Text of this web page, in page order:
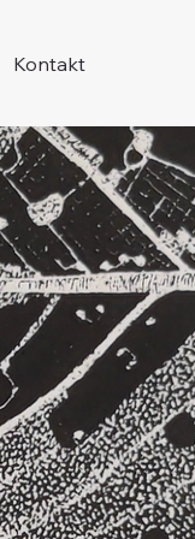
Kontakt